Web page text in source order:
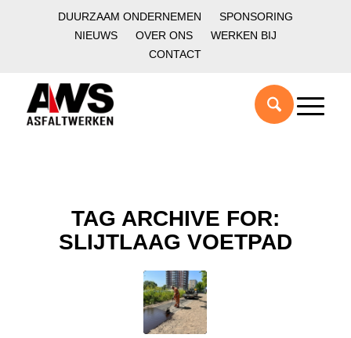
DUURZAAM ONDERNEMEN
SPONSORING
NIEUWS
OVER ONS
WERKEN BIJ
CONTACT
TAG ARCHIVE FOR:
SLIJTLAAG VOETPAD